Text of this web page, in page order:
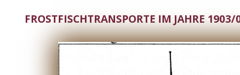
FROSTFISCHTRANSPORTE IM JAHRE 1903/